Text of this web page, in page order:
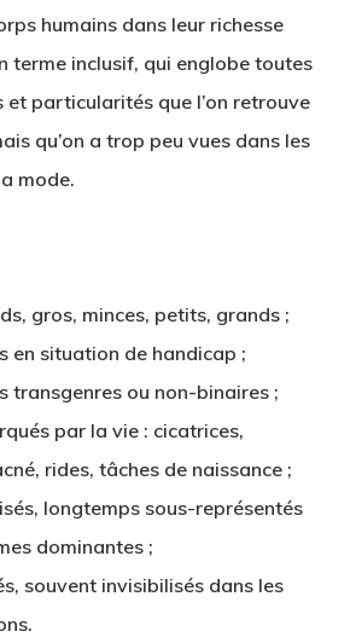
humains dans leur richesse
terme inclusif, qui englobe toutes
et particularités que l’on retrouve
qu’on a trop peu vues dans les
mode.
gros, minces, petits, grands;
en situation de handicap ;
transgenres ou non-binaires;
par la vie: cicatrices,
rides, tâches de naissance ;
, longtemps sous-représentés
dominantes ;
, souvent invisibilisés dans les